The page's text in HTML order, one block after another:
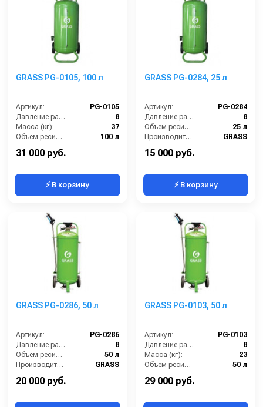
GRASS PG-0105, 100 л
Артикул:
PG-0105
Давление разбрызгивания (бар):
8
Масса (кг):
37
Объем ресивера:
100 л
Производитель:
31 000 руб.
⚡ В корзину
GRASS PG-0284, 25 л
Артикул:
PG-0284
Давление разбрызгивания (бар):
8
Объем ресивера:
25 л
Производитель:
GRASS
Материал корпуса:
15 000 руб.
⚡ В корзину
GRASS PG-0286, 50 л
Артикул:
PG-0286
Давление разбрызгивания (бар):
8
Объем ресивера:
50 л
Производитель:
GRASS
20 000 руб.
GRASS PG-0103, 50 л
Артикул:
PG-0103
Давление разбрызгивания (бар):
8
Масса (кг):
23
Объем ресивера:
50 л
29 000 руб.